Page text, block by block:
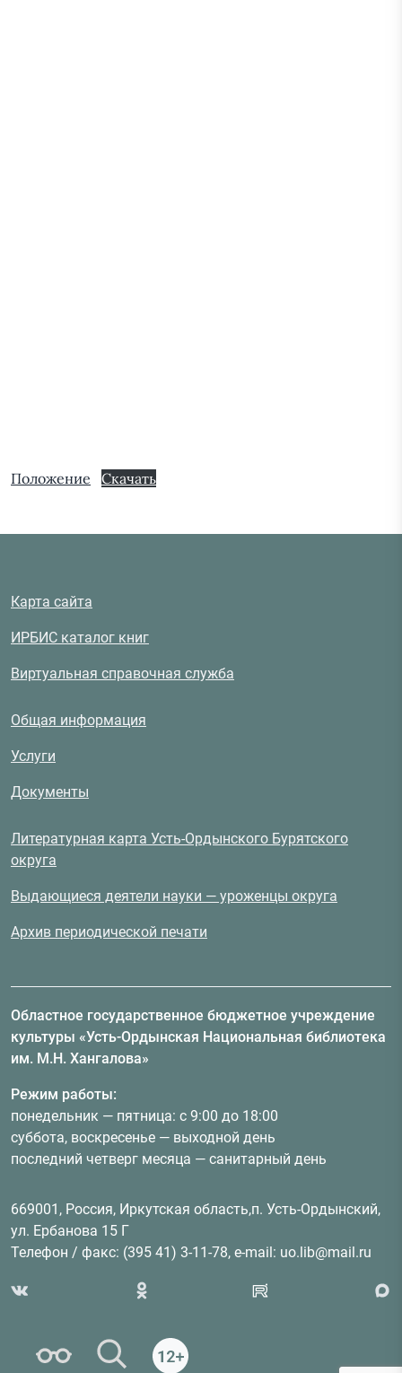
Положение Скачать
Карта сайта
ИРБИС каталог книг
Виртуальная справочная служба
Общая информация
Услуги
Документы
Литературная карта Усть-Ордынского Бурятского
округа
Выдающиеся деятели науки — уроженцы округа
Архив периодической печати
Областное государственное бюджетное учреждение
культуры «Усть-Ордынская Национальная библиотека
им. М.Н. Хангалова»
Режим работы:
понедельник — пятница: с 9:00 до 18:00
суббота, воскресенье — выходной день
последний четверг месяца — санитарный день
669001, Россия, Иркутская область,п. Усть-Ордынский,
ул. Ербанова 15 Г
Телефон / факс: (395 41) 3-11-78, e-mail: uo.lib@mail.ru